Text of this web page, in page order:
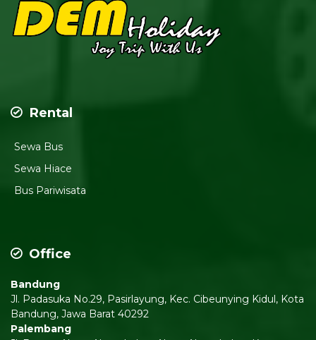
Rental
Sewa Bus
Sewa Hiace
Bus Pariwisata
Office
Bandung
Jl. Padasuka No.29, Pasirlayung, Kec. Cibeunying Kidul, Kota
Bandung, Jawa Barat 40292
Palembang